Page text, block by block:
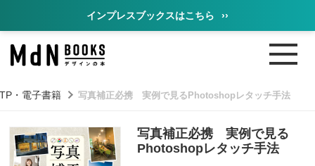
インプレスブックスはこちら ››
・電子書籍 写真補正必携 実例で見るPhotoshopレタッチ手法
写真補正必携 実例で見る
Photoshopレタッチ手法